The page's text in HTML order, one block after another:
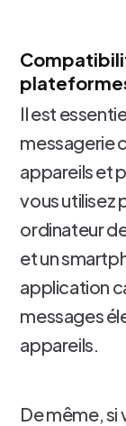
Il est
messagerie
appareils et
vous utilisez
ordinateur
et un
application
messages
appareils.
De même,